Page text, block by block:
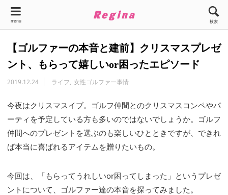
menu 検索
【ゴルファーの本音と建前】クリスマスプレゼ
ント、もらって嬉しいor困ったエピソード
2019.12.24 ライフ 女性ゴルファー事情
今夜はクリスマスイブ。ゴルフ仲間とのクリスマスコンペやパ
ーティを予定している方も多いのではないでしょうか。ゴルフ
仲間へのプレゼントを選ぶのも楽しいひとときですが、できれ
ば本当に喜ばれるアイテムを贈りたいもの。
今回は、「もらってうれしいor困ってしまった」というプレゼ
ントについて、ゴルファー達の本音を探ってみました。